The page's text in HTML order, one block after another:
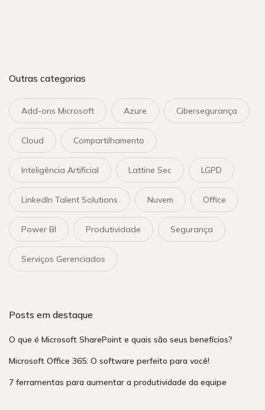
Outras categorias
Add-ons Microsoft Azure Cibersegurança
Cloud Compartilhamento
Inteligência Artificial Lattine Sec LGPD
LinkedIn Talent Solutions Nuvem Office
Power BI Produtividade Segurança
Serviços Gerenciados
Posts em destaque
O que é Microsoft SharePoint e quais são seus benefícios?
Microsoft Office 365: O software perfeito para você!
7 ferramentas para aumentar a produtividade da equipe